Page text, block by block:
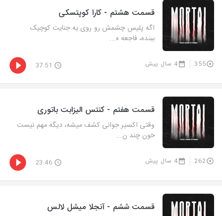
قسمت هشتم - کارا کوپتسکی
اگه پلیس چشمش رو روی یه جنایت کوچیک
ببنده، فاجعه ه...
355 4 سال پیش 37:51
قسمت هفتم - کنتس الیزابت باتوری
وقتی اکسیر جوانی کشف میشه، دیگه مهم نیست
خون چند ن...
262 4 سال پیش 23:46
قسمت ششم - آنجلا میشل لالس